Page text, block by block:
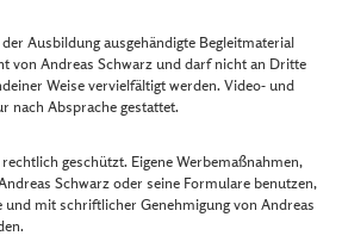
Ausbildung ausgehändigte Begleitmaterial
von Andreas Schwarz und darf nicht an Dritte
Weise vervielfältigt werden. Video- und
nach Absprache gestattet.
geschützt. Eigene Werbemaßnahmen,
Schwarz oder seine Formulare benutzen,
mit schriftlicher Genehmigung von Andreas